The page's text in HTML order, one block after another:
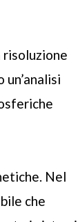
Nel
che